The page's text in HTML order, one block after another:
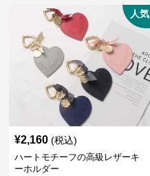
人気
¥2,160 (税込)
ハートモチーフの高級レザーキ
ーホルダー